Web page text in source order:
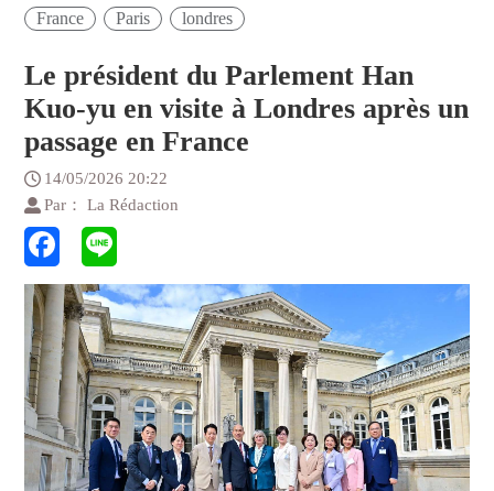
France
Paris londres
Le président du Parlement Han
Kuo-yu en visite à Londres après un
passage en France
14/05/2026 20:22
Par： La Rédaction